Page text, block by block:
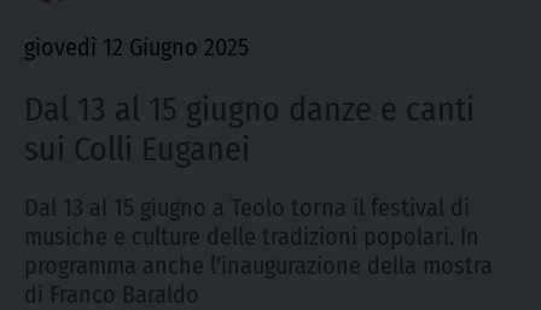
giovedì 12 Giugno 2025
Dal 13 al 15 giugno danze e canti
sui Colli Euganei
Dal 13 al 15 giugno a Teolo torna il festival di
musiche e culture delle tradizioni popolari. In
programma anche l'inaugurazione della mostra
di Franco Baraldo